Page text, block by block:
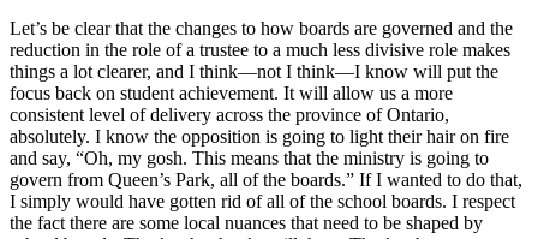
Let’s be clear that the changes to how boards are governed and the
reduction in the role of a trustee to a much less divisive role makes
things a lot clearer, and I think—not I think—I know will put the
focus back on student achievement. It will allow us a more
consistent level of delivery across the province of Ontario,
absolutely. I know the opposition is going to light their hair on fire
and say, “Oh, my gosh. This means that the ministry is going to
govern from Queen’s Park, all of the boards.” If I wanted to do that,
I simply would have gotten rid of all of the school boards. I respect
the fact there are some local nuances that need to be shaped by